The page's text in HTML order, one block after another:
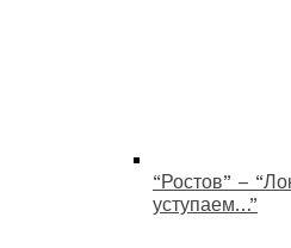
“Ростов” –
уступаем…”